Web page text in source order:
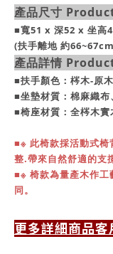
產品尺寸
■寬51 x 深52 x 坐高
(扶手離地 約
產品詳情
■扶手顏色：梣木-原
■坐墊材質：棉麻織布
■椅座材質：全梣木實
■※ 此椅款採活動式
整.帶來自然舒適的支
■※ 椅款為量產木作
同。
更多詳細商品